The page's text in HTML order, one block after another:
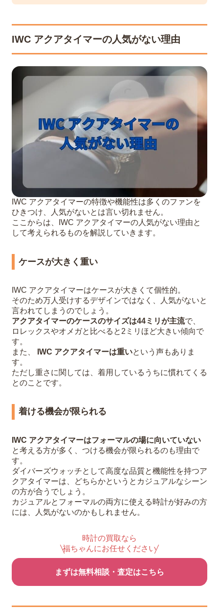
IWC アクアタイマーの人気がない理由
IWC アクアタイマーの特徴や機能性は多くのファンを
ひきつけ、人気がないとは言い切れません。
ここからは、IWC アクアタイマーの人気がない理由と
して考えられるものを解説していきます。
ケースが大きく重い
IWC アクアタイマーはケースが大きくて個性的。
そのため万人受けするデザインではなく、人気がないと
言われてしまうのでしょう。
アクアタイマーのケースのサイズは44ミリが主流で、
ロレックスやオメガと比べると2ミリほど大きい傾向で
す。
また、
IWC アクアタイマーは重いという声もありま
す。
ただし重さに関しては、着用しているうちに慣れてくる
とのことです。
着ける機会が限られる
IWC アクアタイマーはフォーマルの場に向いていない
と考える方が多く、つける機会が限られるのも理由で
す。
ダイバーズウォッチとして高度な品質と機能性を持つア
クアタイマーは、どちらかというとカジュアルなシーン
の方が合うでしょう。
カジュアルとフォーマルの両方に使える時計が好みの方
には、人気がないのかもしれません。
時計の買取なら
福ちゃんにお任せください
まずは無料相談・査定はこちら